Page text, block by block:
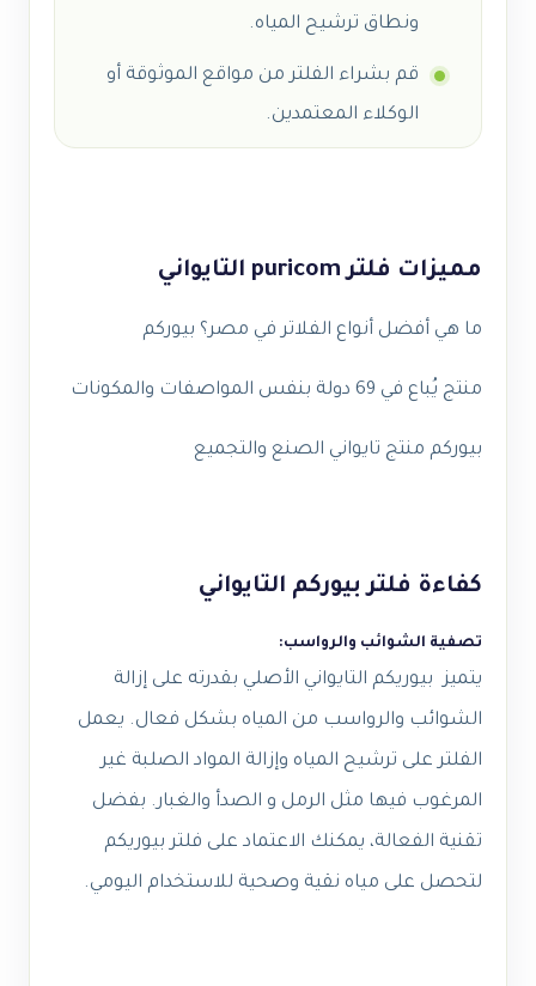
ونطاق ترشيح المياه.
قم بشراء الفلتر من مواقع الموثوقة أو
الوكلاء المعتمدين.
مميزات فلتر puricom التايواني
ما هي أفضل أنواع الفلاتر في مصر؟ بيوركم
منتج يُباع في 69 دولة بنفس المواصفات والمكونات
بيوركم منتج تايواني الصنع والتجميع
كفاءة فلتر بيوركم التايواني
تصفية الشوائب والرواسب:
يتميز بيوريكم التايواني الأصلي بقدرته على إزالة
الشوائب والرواسب من المياه بشكل فعال. يعمل
الفلتر على ترشيح المياه وإزالة المواد الصلبة غير
المرغوب فيها مثل الرمل و الصدأ والغبار. بفضل
تقنية الفعالة، يمكنك الاعتماد على فلتر بيوريكم
لتحصل على مياه نقية وصحية للاستخدام اليومي.